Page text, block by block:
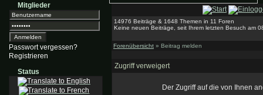
Mitglieder
Passwort vergessen?
Registrieren
Status
14976 Beiträge & 1648 Themen in 11 Foren
Keine neuen Beiträge, seit Ihrem letzten Besuch am
Forenübersicht » Beitrag melden
Zugriff verweigert
Der Zugriff auf die von Ihnen